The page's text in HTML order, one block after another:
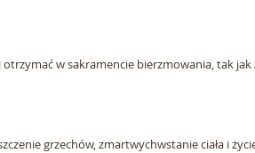
w sakramencie bierzmowania, tak
grzechów, zmartwychwstanie ciała i